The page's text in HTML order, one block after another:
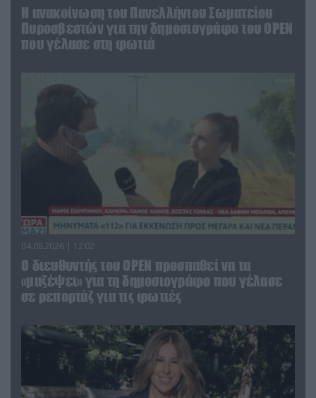
Η ανακοίνωση του Πανελλήνιου Σωματείου
Πυροσβεστών για την δημοσιογράφο του OPEN
που γέλασε στη φωτιά
04.08.2026 | 12:02
O διευθυντής του OPEN προσπαθεί να τα
«μαζέψει» για τη δημοσιογράφο που γέλασε
σε ρεπορτάζ για τις φωτιές